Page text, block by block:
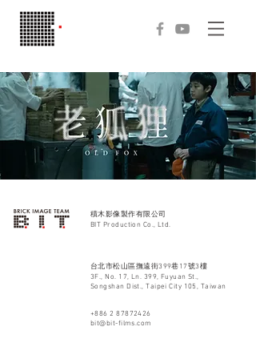
積木影像製作有限公司
BIT Production Co., Ltd.
台北市松山區撫遠街399巷17號3樓
3F., No. 17, Ln. 399, Fuyuan St.,
Songshan Dist., Taipei City 105, Taiwan
+886 2 87872426
bit@bit-films.com